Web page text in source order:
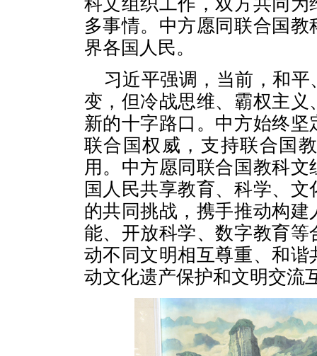
多事情。中方愿同联合国
界各国人民。
习近平强调，当前，和
变，但冷战思维、霸权主
新的十字路口。中方始终
联合国权威，支持联合国
用。中方愿同联合国教科
国人民共享教育、科学、
的共同挑战，携手推动构
能、开放科学、数字教育
动不同文明相互尊重、和
动文化遗产保护和文明交流